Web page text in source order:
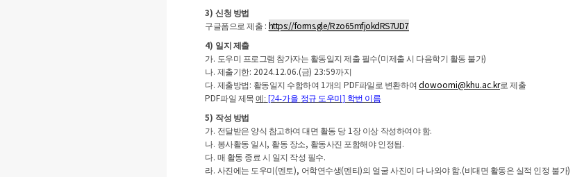
3) 신청 방법
구글폼으로 제출 : https://forms.gle/Rzo65mfjokdRS7UD7
4) 일지 제출
가. 도우미 프로그램 참가자는 활동일지 제출 필수(미제출 시 다음학기 활동 불가)
나. 제출기한: 2024.12.06.(금) 23:59까지
다. 제출방법 : 활동일지 수합하여 1개의 PDF파일로 변환하여 dowoomi@khu.ac.kr로 제출
PDF파일 제목예 : [24-가을 정규 도우미 ] 학번 이름
5) 작성 방법
가. 전달받은 양식 참고하여 대면 활동 당1장 이상 작성하여야 함.
나. 봉사활동 일시 , 활동 장소, 활동사진 포함해야 인정됨 .
다. 매 활동 종료 시 일지 작성 필수.
라. 사진에는 도우미 (멘토), 어학연수생(멘티 )의 얼굴 사진이 다 나와야 함.(비대면 활동은 실적 인정 불가)